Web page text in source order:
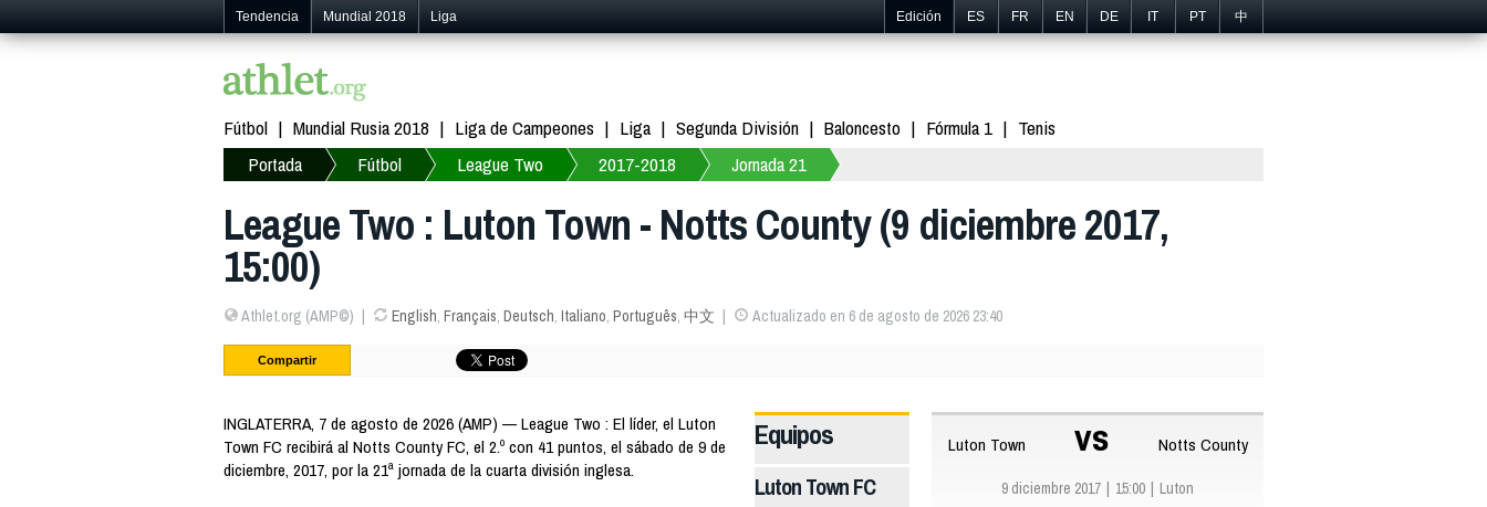
Tendencia Mundial 2018 Liga Edición ES FR EN DE IT PT 中
Fútbol Mundial Rusia 2018 Liga de Campeones Liga Segunda División Baloncesto Fórmula 1
Tenis
Portada
Fútbol League Two 2017-2018 Jornada 21
League Two : Luton Town - Notts County (9 diciembre 2017,
15:00)
Athlet.org (AMP©) English, Français, Deutsch, Italiano, Português, 中文 Actualizado en 6 de agosto de 2026 23:40
Compartir
INGLATERRA, 7 de agosto de 2026 (AMP) — League Two : El líder, el Luton
Town FC recibirá al Notts County FC, el 2.º con 41 puntos, el sábado de 9 de
diciembre, 2017, por la 21ª jornada de la cuarta división inglesa.
Equipos
Luton Town FC
Luton Town vs Notts County
9 diciembre 2017 15:00 Luton